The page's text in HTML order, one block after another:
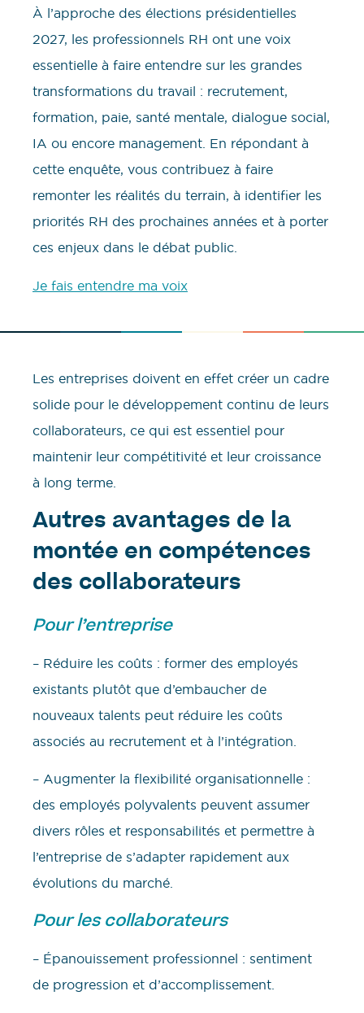
À l’approche des élections présidentielles
2027, les professionnels RH ont une voix
essentielle à faire entendre sur les grandes
transformations du travail : recrutement,
formation, paie, santé mentale, dialogue social,
IA ou encore management. En répondant à
cette enquête, vous contribuez à faire
remonter les réalités du terrain, à identifier les
priorités RH des prochaines années et à porter
ces enjeux dans le débat public.
Je fais entendre ma voix
Les entreprises doivent en effet créer un cadre
solide pour le développement continu de leurs
collaborateurs, ce qui est essentiel pour
maintenir leur compétitivité et leur croissance
à long terme.
Autres avantages de la
montée en compétences
des collaborateurs
Pour l’entreprise
– Réduire les coûts : former des employés
existants plutôt que d’embaucher de
nouveaux talents peut réduire les coûts
associés au recrutement et à l’intégration.
– Augmenter la flexibilité organisationnelle :
des employés polyvalents peuvent assumer
divers rôles et responsabilités et permettre à
l’entreprise de s’adapter rapidement aux
évolutions du marché.
Pour les collaborateurs
– Épanouissement professionnel : sentiment
de progression et d’accomplissement.